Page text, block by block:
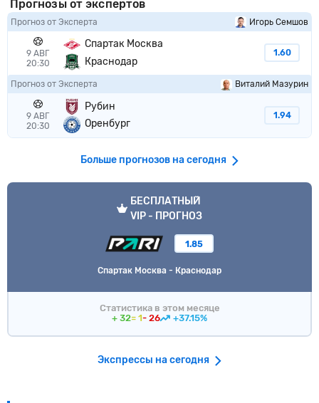
Прогнозы от экспертов
Прогноз от Эксперта Игорь Семшов
9 АВГ
20:30
Спартак Москва
Краснодар
1.60
Прогноз от Эксперта Виталий Мазурин
9 АВГ
20:30
Рубин
Оренбург
1.94
Больше прогнозов на сегодня
VIP прогноз
БЕСПЛАТНЫЙ
VIP - ПРОГНОЗ
1.85
Спартак Москва - Краснодар
Статистика в этом месяце
+ 32= 1- 26 +37.15%
Экспрессы на сегодня